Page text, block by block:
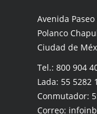
Avenida
Polanco
Ciudad de
Tel.: 800 904
Lada: 55 5282
Conmutador:
Correo: